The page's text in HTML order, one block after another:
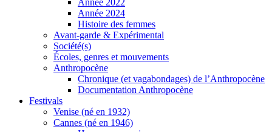
Année 2022
Année 2024
Histoire des femmes
Avant-garde & Expérimental
Société(s)
Écoles, genres et mouvements
Anthropocène
Chronique (et vagabondages) de l’Anthropocène
Documentation Anthropocène
Festivals
Venise (né en 1932)
Cannes (né en 1946)